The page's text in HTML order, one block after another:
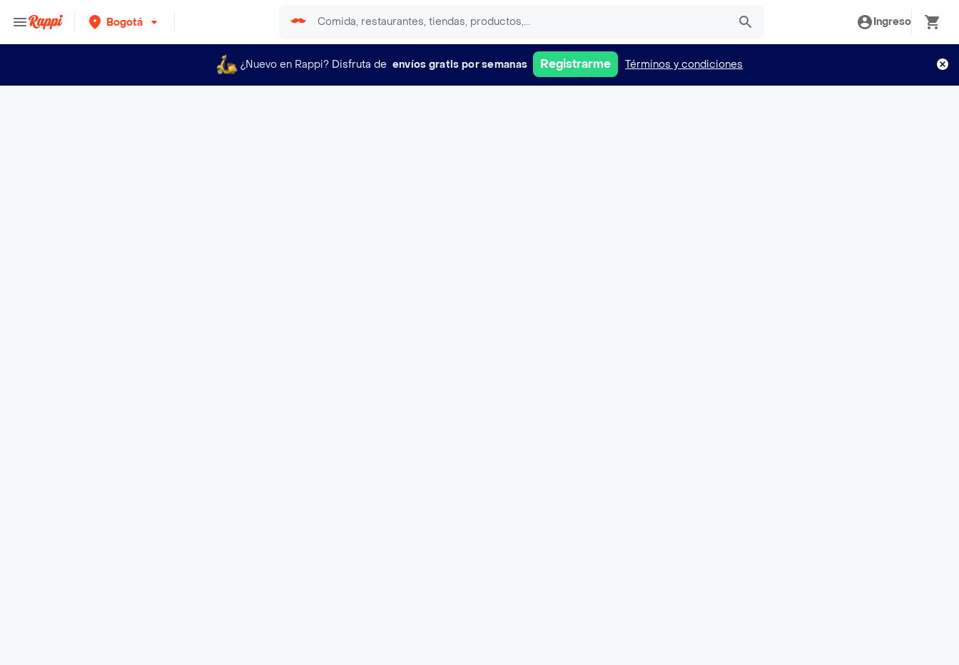
Bogotá Ingreso
¿Nuevo en Rappi? Disfruta de envíos gratis por semanas Registrarme Términos y condiciones